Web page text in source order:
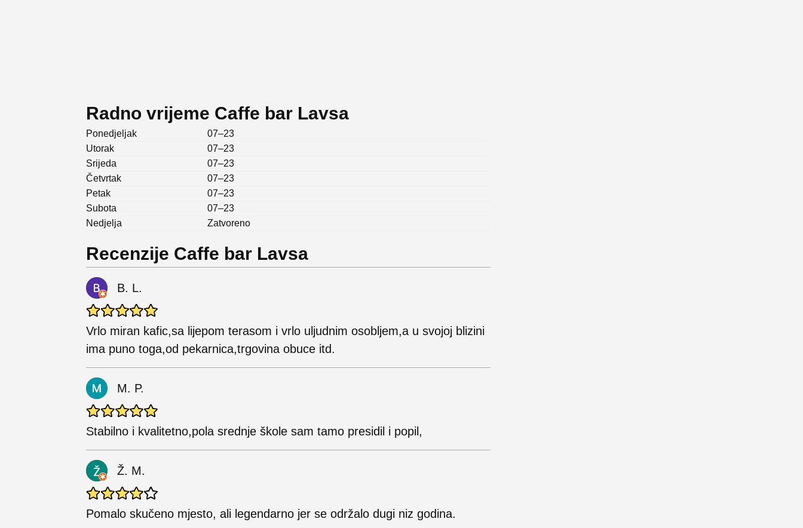
Radno vrijeme Caffe bar Lavsa
Ponedjeljak
07–23
Utorak
07–23
Srijeda
07–23
Četvrtak
07–23
Petak
07–23
Subota
07–23
Nedjelja
Zatvoreno
Recenzije Caffe bar Lavsa
B. L.
Vrlo miran kafic,sa lijepom terasom i vrlo uljudnim osobljem,a u svojoj blizini
ima puno toga,od pekarnica,trgovina obuce itd.
M. P.
Stabilno i kvalitetno,pola srednje škole sam tamo presidil i popil,
Ž. M.
Pomalo skučeno mjesto, ali legendarno jer se održalo dugi niz godina.